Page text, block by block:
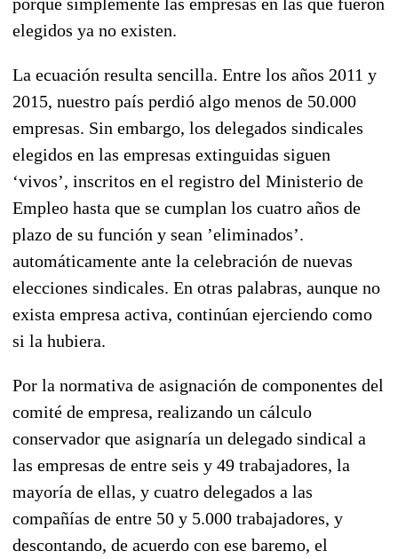
elegidos ya no existen.
La ecuación resulta sencilla. Entre los años 2011 y
2015, nuestro país perdió algo menos de 50.000
empresas. Sin embargo, los delegados sindicales
elegidos en las empresas extinguidas siguen
‘vivos’, inscritos en el registro del Ministerio de
Empleo hasta que se cumplan los cuatro años de
plazo de su función y sean ’eliminados’.
automáticamente ante la celebración de nuevas
elecciones sindicales. En otras palabras, aunque no
exista empresa activa, continúan ejerciendo como
si la hubiera.
Por la normativa de asignación de componentes del
comité de empresa, realizando un cálculo
conservador que asignaría un delegado sindical a
las empresas de entre seis y 49 trabajadores, la
mayoría de ellas, y cuatro delegados a las
compañías de entre 50 y 5.000 trabajadores, y
descontando, de acuerdo con ese baremo, el